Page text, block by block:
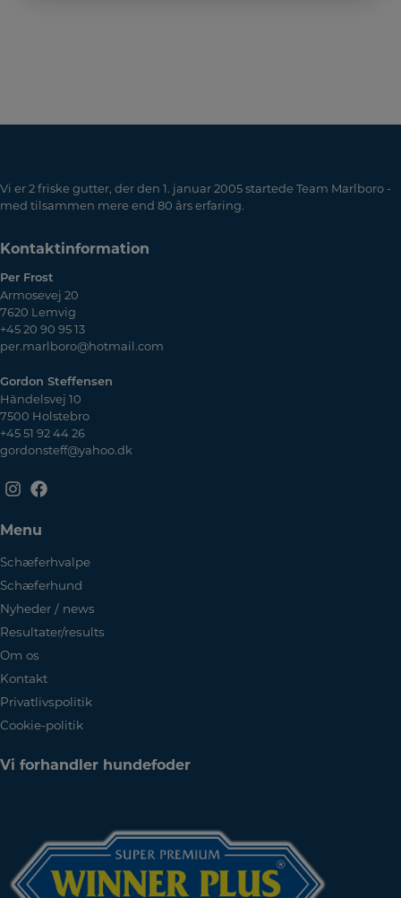
Vi er 2 friske gutter, der den 1. januar 2005 startede Team Marlboro -
med tilsammen mere end 80 års erfaring.
Kontaktinformation
Per Frost
Armosevej 20
7620 Lemvig
+45 20 90 95 13
per.marlboro@hotmail.com
Gordon Steffensen
Händelsvej 10
7500 Holstebro
+45 51 92 44 26
gordonsteff@yahoo.dk
Menu
Schæferhvalpe
Schæferhund
Nyheder / news
Resultater/results
Om os
Kontakt
Privatlivspolitik
Cookie-politik
Vi forhandler hundefoder